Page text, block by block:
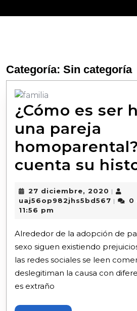
Categoría: Sin categoría
¿Cómo es ser
una pareja
cuenta su
27 diciembre, 2020 |
uaj56op982jhs5bd567 | 0
11:56 pm
Alrededor de la adopción de
sexo siguen existiendo
las redes sociales se leen
deslegitiman la causa con
es extraño